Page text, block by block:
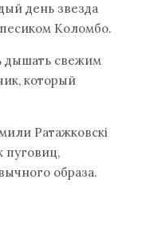
день звезда
Коломбо.
дышать свежим
который
Ратажковскі
пуговиц,
образа.